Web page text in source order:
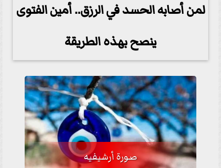
لمن أصابه الحسد في الرزق.. أمين الفتوى
ينصح بهذه الطريقة
صورة أرشيفيه